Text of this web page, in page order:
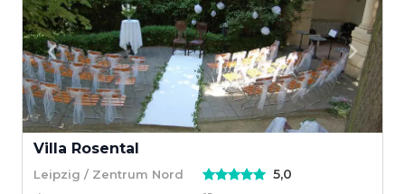
Villa Rosental
Leipzig / Zentrum Nord 5,0